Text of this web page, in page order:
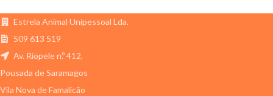
Estrela Animal Unipessoal Lda.
509 613 519
Av. Riopele n.º 412,
Pousada de Saramagos
Vila Nova de Famalicão